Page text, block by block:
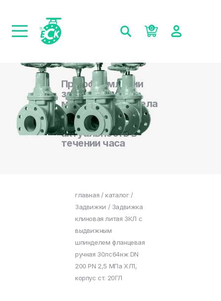
0
При оформлении
заказа на сайте,
менеджеры отдела
продаж
подтверждают
актуальность в
течении часа
главная / каталог/
Задвижки / Задвижка
клиновая литая ЗКЛ с
выдвижным
шпинделем фланцевая
ручная 30лс64нж DN
200 PN 2,5 МПа ХЛ1,
корпус ст. 20ГЛ